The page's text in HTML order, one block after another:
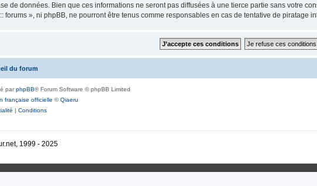
de données. Bien que ces informations ne seront pas diffusées à une tierce partie sans votre
forums », ni phpBB, ne pourront être tenus comme responsables en cas de tentative de piratage
du forum
parphpBB® Forum Software © phpBB Limited
française officielle ©Qiaeru
| Conditions
1999 - 2025